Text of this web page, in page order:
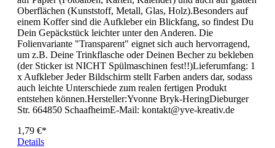
Oberflächen (Kunststoff, Metall, Glas, Holz).Besonders auf
einem Koffer sind die Aufkleber ein Blickfang, so findest Du
Dein Gepäckstück leichter unter den Anderen. Die
Folienvariante "Transparent" eignet sich auch hervorragend,
um z.B. Deine Trinkflasche oder Deinen Becher zu bekleben
(der Sticker ist NICHT Spülmaschinen fest!!)Lieferumfang: 1
x Aufkleber Jeder Bildschirm stellt Farben anders dar, sodass
auch leichte Unterschiede zum realen fertigen Produkt
entstehen können.Hersteller:Yvonne Bryk-HeringDieburger
Str. 664850 SchaafheimE-Mail: kontakt@yve-kreativ.de
1,79 €*
Details